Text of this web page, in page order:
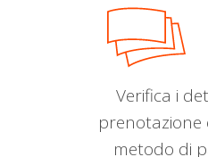
Verifica i
prenotazione
metodo di